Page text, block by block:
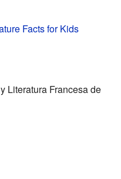
Facts for Kids
Literatura Francesa de